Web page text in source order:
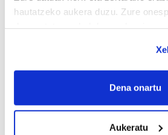
hautatzeko aukera duzu. Zure
If you allow, we would also like to:
Collect information about
meters
Identify your device by
Dena onartu
Aukeratu